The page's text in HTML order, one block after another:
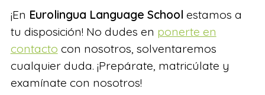
¡En Eurolingua Language School estamos a
tu disposición! No dudes en ponerte en
contacto con nosotros, solventaremos
cualquier duda. ¡Prepárate, matricúlate y
examínate con nosotros!